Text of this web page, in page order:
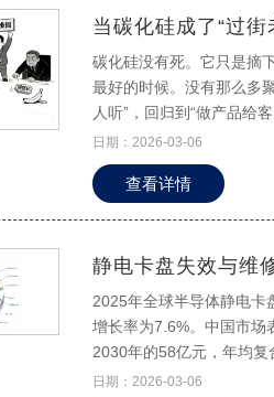
ISO规范，如要求在
特性。断裂韧性评价采用
量过高的陶瓷会导致应力
进行调制，使弹性模量从表面到内
蚀速率应低于0.1mm/年
测离子释放量，其中钙、
须低于GB/T规定的限值
物膜。此外，缺陷控制技
定性具有重要意义。 二、国产生物陶瓷存在的问题 2.1 制备工艺问题 国产生物陶瓷制备工艺环节的标准
化程度不足已成为制约其
原料粒度分布和杂质含量
显著增加，进而影响最终
不仅降低了粉体的比表面
当碳化硅成了“过街
碳化硅没有死。它只是摘
最好的时候。没有那么多
人听”，回归到“做产品给
每一次离子注入的能量校
日期：2026-03-06
查看详情
静电卡盘失效与维
2025年全球半导体静电
增长率为7.6%。中国市场
2030年的58亿元，年均复
景下，静电卡盘的失效与
日期：2026-03-06